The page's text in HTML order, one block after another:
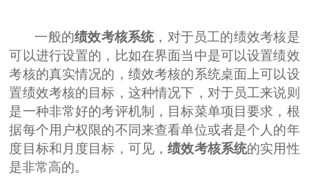
一般的绩效考核系统，对于员工的绩效考核是
可以进行设置的，比如在界面当中是可以设置绩效
考核的真实情况的，绩效考核的系统桌面上可以设
置绩效考核的目标，这种情况下，对于员工来说则
是一种非常好的考评机制，目标菜单项目要求，根
据每个用户权限的不同来查看单位或者是个人的年
度目标和月度目标，可见，绩效考核系统的实用性
是非常高的。